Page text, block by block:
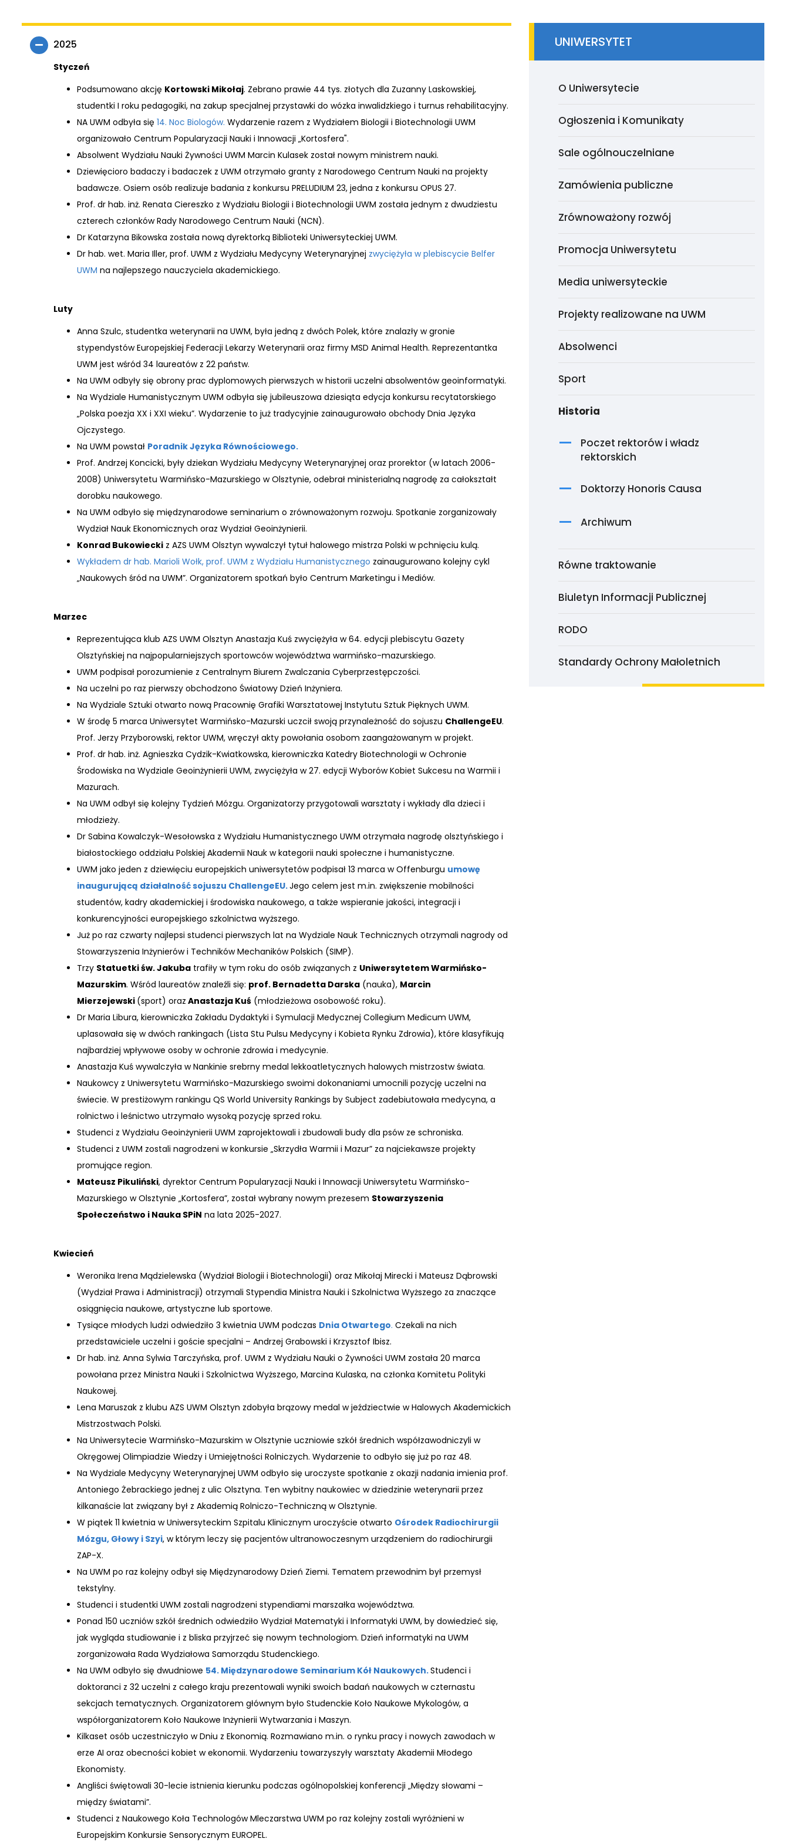
2025
Styczeń
Podsumowano akcję Kortowski Mikołaj. Zebrano prawie 44 tys. złotych dla Zuzanny Laskowskiej,
studentki I roku pedagogiki, na zakup specjalnej przystawki do wózka inwalidzkiego i turnus rehabilitacyjny.
NA UWM odbyła się14. Noc Biologów. Wydarzenie razem z Wydziałem Biologii i Biotechnologii UWM
organizowało Centrum Popularyzacji Nauki i Innowacji „Kortosfera".
Absolwent Wydziału Nauki Żywności UWM Marcin Kulasek został nowym ministrem nauki.
Dziewięcioro badaczy i badaczek z UWM otrzymało granty z Narodowego Centrum Nauki na projekty
badawcze. Osiem osób realizuje badania z konkursu PRELUDIUM 23, jedna z konkursu OPUS 27.
Prof. dr hab. inż. Renata Ciereszko z Wydziału Biologii i Biotechnologii UWM została jednym z dwudziestu
czterech członków Rady Narodowego Centrum Nauki (NCN).
Dr Katarzyna Bikowska została nową dyrektorką Biblioteki Uniwersyteckiej UWM.
Dr hab. wet. Maria Iller, prof. UWM z Wydziału Medycyny Weterynaryjnej zwyciężyła w plebiscycie Belfer
UWM na najlepszego nauczyciela akademickiego.
Luty
Anna Szulc, studentka weterynarii na UWM, była jedną z dwóch Polek, które znalazły w gronie
stypendystów Europejskiej Federacji Lekarzy Weterynarii oraz firmy MSD Animal Health. Reprezentantka
UWM jest wśród 34 laureatów z 22 państw.
Na UWM odbyły się obrony prac dyplomowych pierwszych w historii uczelni absolwentów geoinformatyki.
Na Wydziale Humanistycznym UWM odbyła się jubileuszowa dziesiąta edycja konkursu recytatorskiego
„Polska poezja XX i XXI wieku”. Wydarzenie to już tradycyjnie zainaugurowało obchody Dnia Języka
Ojczystego.
Na UWM powstał Poradnik Języka Równościowego.
Prof. Andrzej Koncicki, były dziekan Wydziału Medycyny Weterynaryjnej oraz prorektor (w latach 2006-
2008) Uniwersytetu Warmińsko-Mazurskiego w Olsztynie, odebrał ministerialną nagrodę za całokształt
dorobku naukowego.
Na UWM odbyło się międzynarodowe seminarium o zrównoważonym rozwoju. Spotkanie zorganizowały
Wydział Nauk Ekonomicznych oraz Wydział Geoinżynierii.
Konrad Bukowiecki z AZS UWM Olsztyn wywalczył tytuł halowego mistrza Polski w pchnięciu kulą.
Wykładem dr hab. Marioli Wołk, prof. UWM z Wydziału Humanistycznego zainaugurowano kolejny cykl
„Naukowych śród na UWM”. Organizatorem spotkań było Centrum Marketingu i Mediów.
Marzec
Reprezentująca klub AZS UWM Olsztyn Anastazja Kuś zwyciężyła w 64. edycji plebiscytu Gazety
Olsztyńskiej na najpopularniejszych sportowców województwa warmińsko-mazurskiego.
UWM podpisał porozumienie z Centralnym Biurem Zwalczania Cyberprzestępczości.
Na uczelni po raz pierwszy obchodzono Światowy Dzień Inżyniera.
Na Wydziale Sztuki otwarto nową Pracownię Grafiki Warsztatowej Instytutu Sztuk Pięknych UWM.
W środę 5 marca Uniwersytet Warmińsko-Mazurski uczcił swoją przynależność do sojuszu ChallengeEU.
Prof. Jerzy Przyborowski, rektor UWM, wręczył akty powołania osobom zaangażowanym w projekt.
Prof. dr hab. inż. Agnieszka Cydzik-Kwiatkowska, kierowniczka Katedry Biotechnologii w Ochronie
Środowiska na Wydziale Geoinżynierii UWM, zwyciężyła w 27. edycji Wyborów Kobiet Sukcesu na Warmii i
Mazurach.
Na UWM odbył się kolejny Tydzień Mózgu. Organizatorzy przygotowali warsztaty i wykłady dla dzieci i
młodzieży.
Dr Sabina Kowalczyk-Wesołowska z Wydziału Humanistycznego UWM otrzymała nagrodę olsztyńskiego i
białostockiego oddziału Polskiej Akademii Nauk w kategorii nauki społeczne i humanistyczne.
UWM jako jeden z dziewięciu europejskich uniwersytetów podpisał 13 marca w Offenburgu umowę
inaugurującą działalność sojuszu ChallengeEU.Jego celem jest m.in. zwiększenie mobilności
studentów, kadry akademickiej i środowiska naukowego, a także wspieranie jakości, integracji i
konkurencyjności europejskiego szkolnictwa wyższego.
Już po raz czwarty najlepsi studenci pierwszych lat na Wydziale Nauk Technicznych otrzymali nagrody od
Stowarzyszenia Inżynierów i Techników Mechaników Polskich (SIMP).
Trzy Statuetki św. Jakuba trafiły w tym roku do osób związanych z Uniwersytetem Warmińsko-
Mazurskim. Wśród laureatów znaleźli się: prof. Bernadetta Darska (nauka), Marcin
Mierzejewski (sport) oraz Anastazja Kuś (młodzieżowa osobowość roku).
Dr Maria Libura, kierowniczka Zakładu Dydaktyki i Symulacji Medycznej Collegium Medicum UWM,
uplasowała się w dwóch rankingach (Lista Stu Pulsu Medycyny i Kobieta Rynku Zdrowia), które klasyfikują
najbardziej wpływowe osoby w ochronie zdrowia i medycynie.
Anastazja Kuś wywalczyła w Nankinie srebrny medal lekkoatletycznych halowych mistrzostw świata.
Naukowcy z Uniwersytetu Warmińsko-Mazurskiego swoimi dokonaniami umocnili pozycję uczelni na
świecie. W prestiżowym rankingu QS World University Rankings by Subject zadebiutowała medycyna, a
rolnictwo i leśnictwo utrzymało wysoką pozycję sprzed roku.
Studenci z Wydziału Geoinżynierii UWM zaprojektowali i zbudowali budy dla psów ze schroniska.
Studenci z UWM zostali nagrodzeni w konkursie „Skrzydła Warmii i Mazur” za najciekawsze projekty
promujące region.
Mateusz Pikuliński, dyrektor Centrum Popularyzacji Nauki i Innowacji Uniwersytetu Warmińsko-
Mazurskiego w Olsztynie „Kortosfera”, został wybrany nowym prezesem Stowarzyszenia
Społeczeństwo i Nauka SPiN na lata 2025-2027.
Kwiecień
Weronika Irena Mądzielewska (Wydział Biologii i Biotechnologii) oraz Mikołaj Mirecki i Mateusz Dąbrowski
(Wydział Prawa i Administracji) otrzymali Stypendia Ministra Nauki i Szkolnictwa Wyższego za znaczące
osiągnięcia naukowe, artystyczne lub sportowe.
Tysiące młodych ludzi odwiedziło 3 kwietnia UWM podczas Dnia Otwartego.Czekali na nich
przedstawiciele uczelni i goście specjalni – Andrzej Grabowski i Krzysztof Ibisz.
Dr hab. inż. Anna Sylwia Tarczyńska, prof. UWM z Wydziału Nauki o Żywności UWM została 20 marca
powołana przez Ministra Nauki i Szkolnictwa Wyższego, Marcina Kulaska, na członka Komitetu Polityki
Naukowej.
Lena Maruszak z klubu AZS UWM Olsztyn zdobyła brązowy medal w jeździectwie w Halowych Akademickich
Mistrzostwach Polski.
Na Uniwersytecie Warmińsko-Mazurskim w Olsztynie uczniowie szkół średnich współzawodniczyli w
Okręgowej Olimpiadzie Wiedzy i Umiejętności Rolniczych. Wydarzenie to odbyło się już po raz 48.
Na Wydziale Medycyny Weterynaryjnej UWM odbyło się uroczyste spotkanie z okazji nadania imienia prof.
Antoniego Żebrackiego jednej z ulic Olsztyna. Ten wybitny naukowiec w dziedzinie weterynarii przez
kilkanaście lat związany był z Akademią Rolniczo-Techniczną w Olsztynie.
W piątek 11 kwietnia w Uniwersyteckim Szpitalu Klinicznym uroczyście otwarto Ośrodek Radiochirurgii
Mózgu, Głowy i Szyi, w którym leczy się pacjentów ultranowoczesnym urządzeniem do radiochirurgii
ZAP-X.
Na UWM po raz kolejny odbył się Międzynarodowy Dzień Ziemi. Tematem przewodnim był przemysł
tekstylny.
Studenci i studentki UWM zostali nagrodzeni stypendiami marszałka województwa.
Ponad 150 uczniów szkół średnich odwiedziło Wydział Matematyki i Informatyki UWM, by dowiedzieć się,
jak wygląda studiowanie i z bliska przyjrzeć się nowym technologiom. Dzień informatyki na UWM
zorganizowała Rada Wydziałowa Samorządu Studenckiego.
Na UWM odbyło się dwudniowe 54. Międzynarodowe Seminarium Kół Naukowych.Studenci i
doktoranci z 32 uczelni z całego kraju prezentowali wyniki swoich badań naukowych w czternastu
sekcjach tematycznych. Organizatorem głównym było Studenckie Koło Naukowe Mykologów, a
współorganizatorem Koło Naukowe Inżynierii Wytwarzania i Maszyn.
Kilkaset osób uczestniczyło w Dniu z Ekonomią. Rozmawiano m.in. o rynku pracy i nowych zawodach w
erze AI oraz obecności kobiet w ekonomii. Wydarzeniu towarzyszyły warsztaty Akademii Młodego
Ekonomisty.
Angliści świętowali 30-lecie istnienia kierunku podczas ogólnopolskiej konferencji „Między słowami –
między światami”.
Studenci z Naukowego Koła Technologów Mleczarstwa UWM po raz kolejny zostali wyróżnieni w
Europejskim Konkursie Sensorycznym EUROPEL.
UNIWERSYTET
O Uniwersytecie
Ogłoszenia i Komunikaty
Sale ogólnouczelniane
Zamówienia publiczne
Zrównoważony rozwój
Promocja Uniwersytetu
Media uniwersyteckie
Projekty realizowane na UWM
Absolwenci
Sport
Historia
Poczet rektorów i władz
rektorskich
Doktorzy Honoris Causa
Archiwum
Równe traktowanie
Biuletyn Informacji Publicznej
RODO
Standardy Ochrony Małoletnich